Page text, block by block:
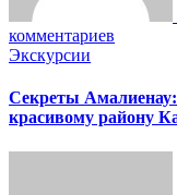
комментариев
Экскурсии
Секреты Амалиенау:
красивому району